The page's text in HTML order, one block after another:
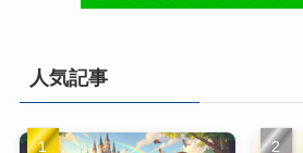
人気記事